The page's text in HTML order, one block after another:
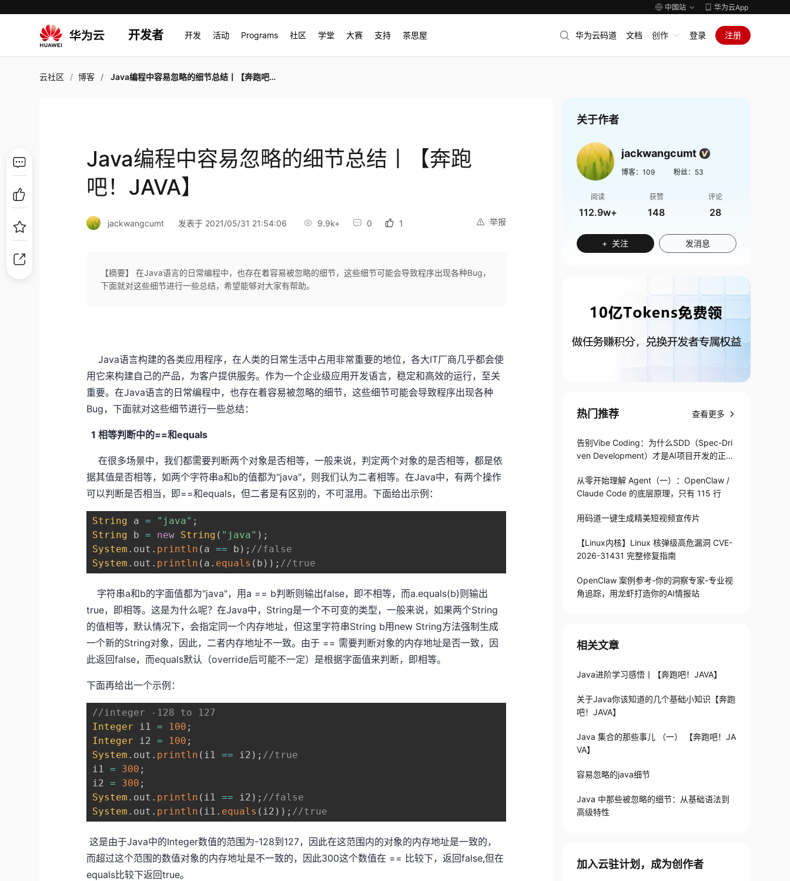
中国站 华为云App
开发者 开发 活动 Programs 社区 学堂 大赛 支持 茶思屋 华为云码道 文档 创作 登录 注册
云社区 博客 Java编程中容易忽略的细节总结丨【奔跑吧！JAVA】
Java编程中容易忽略的细节总结丨【奔跑
吧！JAVA】
举报
jackwangcumt 发表于 2021/05/31 21:54:06 9.9k+ 0 1
【摘要】 在Java语言的日常编程中，也存在着容易被忽略的细节，这些细节可能会导致程序出现各种Bug，
下面就对这些细节进行一些总结，希望能够对大家有帮助。
Java语言构建的各类应用程序，在人类的日常生活中占用非常重要的地位，各大IT厂商几乎都会使
用它来构建自己的产品，为客户提供服务。作为一个企业级应用开发语言，稳定和高效的运行，至关
重要。在Java语言的日常编程中，也存在着容易被忽略的细节，这些细节可能会导致程序出现各种
Bug，下面就对这些细节进行一些总结：
1 相等判断中的==和equals
在很多场景中，我们都需要判断两个对象是否相等，一般来说，判定两个对象的是否相等，都是依
据其值是否相等，如两个字符串a和b的值都为"java"，则我们认为二者相等。在Java中，有两个操作
可以判断是否相当，即==和equals，但二者是有区别的，不可混用。下面给出示例：
String a = "java" ;
String b = new String ( "java" ) ;
System . out . println ( a == b ) ; //false
System . out . println ( a . equals ( b ) ) ; //true
字符串a和b的字面值都为"java"，用a == b判断则输出false，即不相等，而a.equals(b)则输出
true，即相等。这是为什么呢？在Java中，String是一个不可变的类型，一般来说，如果两个String
的值相等，默认情况下，会指定同一个内存地址，但这里字符串String b用new String方法强制生成
一个新的String对象，因此，二者内存地址不一致。由于 == 需要判断对象的内存地址是否一致，因
此返回false，而equals默认（override后可能不一定）是根据字面值来判断，即相等。
下面再给出一个示例：
//integer -128 to 127
Integer i1 = 100 ;
Integer i2 = 100 ;
System . out . println ( i1 == i2 ) ; //true
i1 = 300 ;
i2 = 300 ;
System . out . println ( i1 == i2 ) ; //false
System . out . println ( i1 . equals ( i2 ) ) ; //true
这是由于Java中的Integer数值的范围为-128到127，因此在这范围内的对象的内存地址是一致的，
而超过这个范围的数值对象的内存地址是不一致的，因此300这个数值在 == 比较下，返回false,但在
equals比较下返回true。
关于作者
jackwangcumt
博客： 109 粉丝： 53
阅读
112.9w+
获赞
148
评论
28
+ 关注 发消息
热门推荐 查看更多
告别Vibe Coding：为什么SDD（Spec-Dri
ven Development）才是AI项目开发的正确
从零开始理解 Agent（一）：OpenClaw /
Claude Code 的底层原理，只有 115 行
用码道一键生成精美短视频宣传片
【Linux内核】Linux 核弹级高危漏洞 CVE-
2026-31431 完整修复指南
OpenClaw 案例参考-你的洞察专家-专业视
角追踪，用龙虾打造你的AI情报站
相关文章
Java进阶学习感悟丨【奔跑吧！JAVA】
关于Java你该知道的几个基础小知识【奔跑
吧！JAVA】
Java 集合的那些事儿 （一） 【奔跑吧！JA
VA】
容易忽略的java细节
Java 中那些被忽略的细节：从基础语法到
高级特性
加入云驻计划，成为创作者